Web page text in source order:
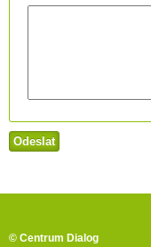
© Centrum Dialog